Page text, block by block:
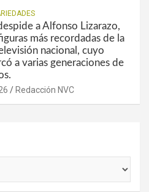
a Alfonso Lizarazo,
más recordadas de la
nacional, cuyo
a varias generaciones de
Redacción NVC